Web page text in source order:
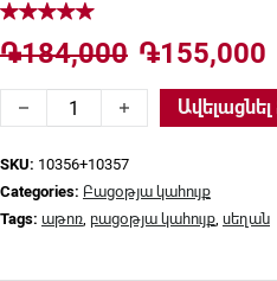
֏184,000 Original
֏155,000
Բացօթյա կահույք, Long Yang,
Ավելացնել
SKU: 10356+10357
Categories: Բացօթյա կահույք
Tags: աթոռ, բացօթյա կահույք, սեղան